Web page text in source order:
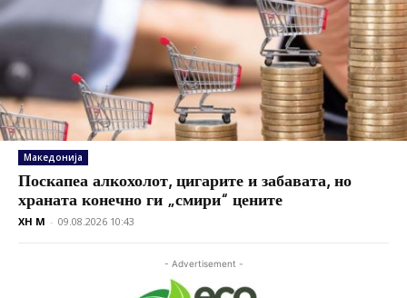
Македонија
Поскапеа алкохолот, цигарите и забавата, но
храната конечно ги „смири“ цените
XH M - 09.08.2026 10:43
- Advertisement -